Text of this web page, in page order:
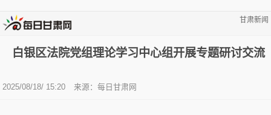
甘肃新闻
白银区法院党组理论学习中心组开展专题研讨交流
2025/08/18/ 15:20 来源： 每日甘肃网